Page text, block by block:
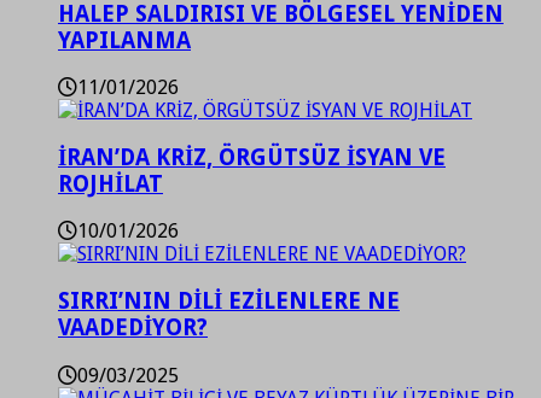
HALEP SALDIRISI VE BÖLGESEL YENİDEN
YAPILANMA
11/01/2026
İRAN’DA KRİZ, ÖRGÜTSÜZ İSYAN VE
ROJHİLAT
10/01/2026
SIRRI’NIN DİLİ EZİLENLERE NE
VAADEDİYOR?
09/03/2025